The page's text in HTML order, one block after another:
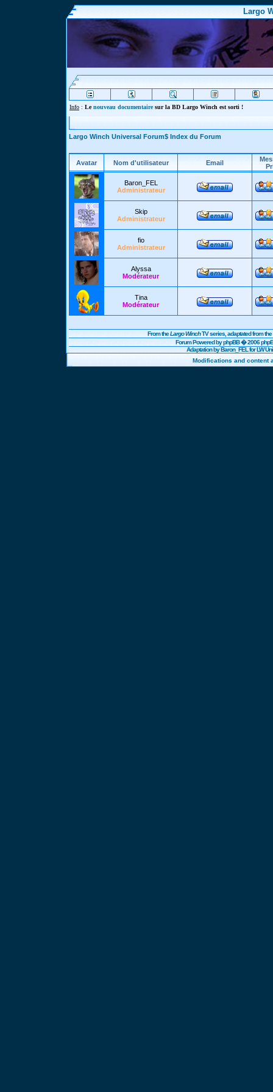
Largo
Info : Lenouveau documentairesur la BD Largo Winch est sorti !
Largo Winch Universal Forum$ Index du Forum
Avatar Nom d'utilisateur Email
Baron_FEL
Administrateur
Skip
Administrateur
fio
Administrateur
Alyssa
Modérateur
Tina
Modérateur
From theLargo WinchTV series, adaptated from
Forum Powered byphpBB� 2006
Adaptation by Baron_FEL for LW
Modifications and content